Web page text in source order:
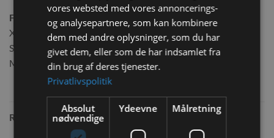
Fås i flere størrelser:
XS – 13x13x19 cm
S – 20x12x19 cm
M – 26x13x20
RELATEREDE VARER
vores websted med vores annoncerings-
og analysepartnere, som kan kombinere
dem med andre oplysninger, som du har
givet dem, eller som de har indsamlet fra
din brug af deres tjenester.
Privatlivspolitik
Absolut
nødvendige
Ydeevne Målretning